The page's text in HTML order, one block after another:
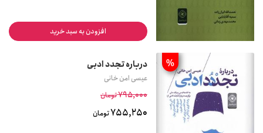
افزودن به سبد خرید
% درباره تجدد ادبی
عیسی امن خانی
795,000تومان
755,250تومان